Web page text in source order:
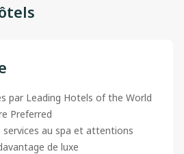
par Leading Hotels of the World
Preferred
au spa et attentions
de luxe